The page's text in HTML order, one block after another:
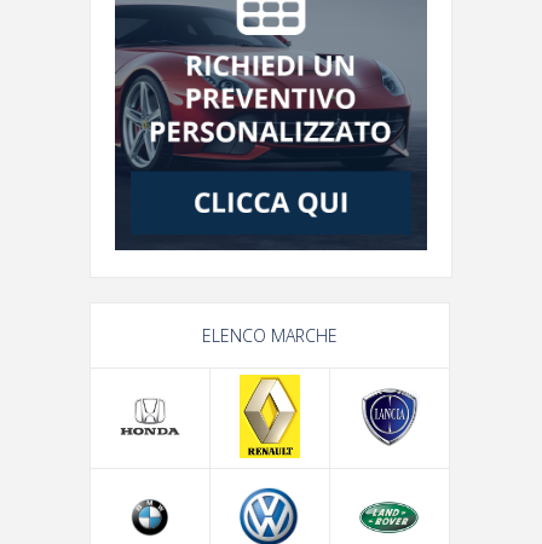
ELENCO MARCHE